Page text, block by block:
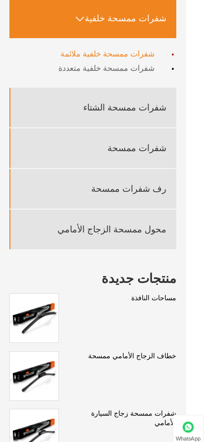
شفرات ممسحة خلفية
شفرات ممسحة خلفية ملائمة
شفرات ممسحة خلفية متعددة
شفرات ممسحة الشتاء
شفرات ممسحة
رف شفرات ممسحة
محول ممسحة الزجاج الأمامي
منتجات جديدة
مساحات النافذة
خطاف الزجاج الأمامي ممسحة
شفرات ممسحة زجاج السيارة
الأمامي
WhatsApp